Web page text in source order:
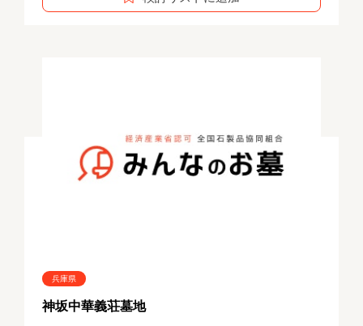
兵庫県
神坂中華義荘墓地